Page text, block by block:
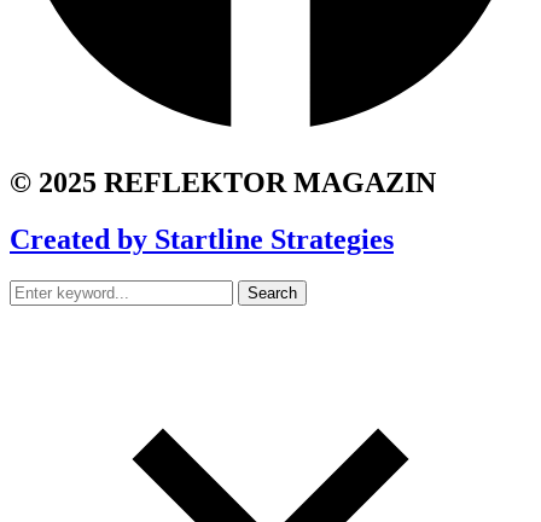
© 2025 REFLEKTOR MAGAZIN
Created by Startline Strategies
Search